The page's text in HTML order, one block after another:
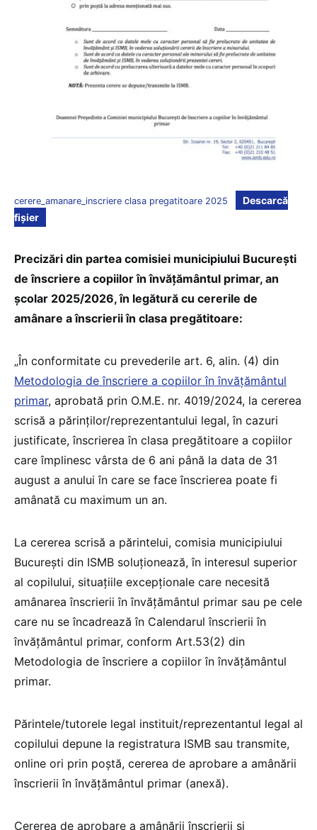
cerere_amanare_inscriere clasa pregatitoare 2025
Descarcă
fișier
Precizări din partea comisiei municipiului București
de înscriere a copiilor în învățământul primar, an
școlar 2025/2026, în legătură cu cererile de
amânare a înscrierii în clasa pregătitoare:
„În conformitate cu prevederile art. 6, alin. (4) din
Metodologia de înscriere a copiilor în învățământul
primar, aprobată prin O.M.E. nr. 4019/2024, la cererea
scrisă a părinților/reprezentantului legal, în cazuri
justificate, înscrierea în clasa pregătitoare a copiilor
care împlinesc vârsta de 6 ani până la data de 31
august a anului în care se face înscrierea poate fi
amânată cu maximum un an.
La cererea scrisă a părintelui, comisia municipiului
București din ISMB soluționează, în interesul superior
al copilului, situațiile excepționale care necesită
amânarea înscrierii în învățământul primar sau pe cele
care nu se încadrează în Calendarul înscrierii în
învățământul primar, conform Art.53(2) din
Metodologia de înscriere a copiilor în învățământul
primar.
Părintele/tutorele legal instituit/reprezentantul legal al
copilului depune la registratura ISMB sau transmite,
online ori prin poștă, cererea de aprobare a amânării
înscrierii în învățământul primar (anexă).
Cererea de aprobare a amânării înscrierii și